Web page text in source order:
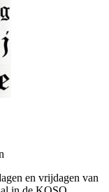
en vrijdagen van